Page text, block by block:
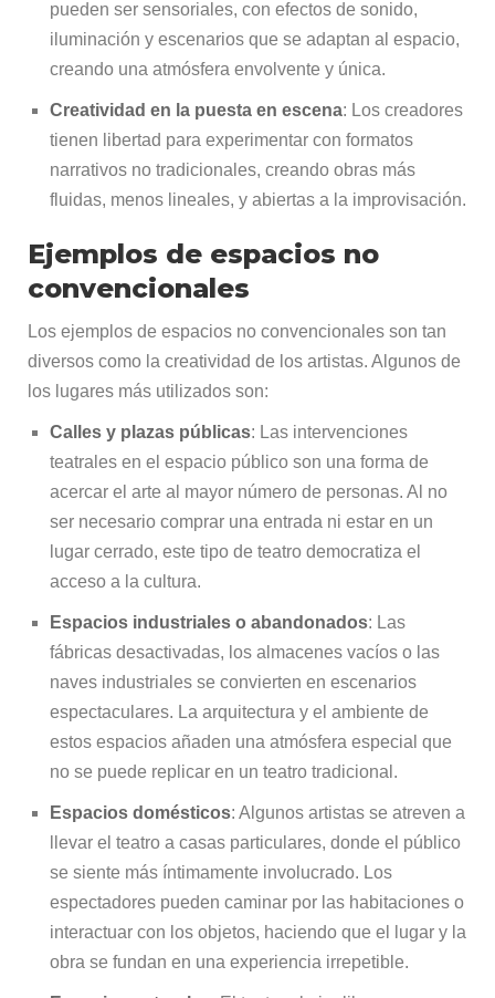
pueden ser sensoriales, con efectos de sonido,
iluminación y escenarios que se adaptan al espacio,
creando una atmósfera envolvente y única.
Creatividad en la puesta en escena: Los creadores
tienen libertad para experimentar con formatos
narrativos no tradicionales, creando obras más
fluidas, menos lineales, y abiertas a la improvisación.
Ejemplos de espacios no
convencionales
Los ejemplos de espacios no convencionales son tan
diversos como la creatividad de los artistas. Algunos de
los lugares más utilizados son:
Calles y plazas públicas: Las intervenciones
teatrales en el espacio público son una forma de
acercar el arte al mayor número de personas. Al no
ser necesario comprar una entrada ni estar en un
lugar cerrado, este tipo de teatro democratiza el
acceso a la cultura.
Espacios industriales o abandonados: Las
fábricas desactivadas, los almacenes vacíos o las
naves industriales se convierten en escenarios
espectaculares. La arquitectura y el ambiente de
estos espacios añaden una atmósfera especial que
no se puede replicar en un teatro tradicional.
Espacios domésticos: Algunos artistas se atreven a
llevar el teatro a casas particulares, donde el público
se siente más íntimamente involucrado. Los
espectadores pueden caminar por las habitaciones o
interactuar con los objetos, haciendo que el lugar y la
obra se fundan en una experiencia irrepetible.